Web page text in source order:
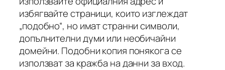
избягвайте страници, които изглеждат
„подобно“, но имат странни символи,
допълнителни думи или необичайни
домейни. Подобни копия понякога се
използват за кражба на данни за вход.